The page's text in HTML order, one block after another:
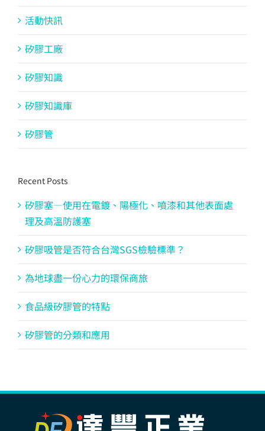
活動快訊
矽膠工廠
矽膠知識
矽膠知識庫
矽膠管
Recent Posts
矽膠塞—使用在電鍍、陽極化、噴漆和其他表面處
理及高溫防護塞
矽膠吸管是否符合台灣SGS檢驗標準？
為地球盡一份心力的環保商旅
食品級矽膠管的特點
矽膠管的分類和應用